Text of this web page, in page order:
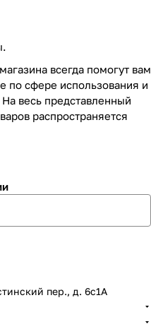
всегда помогут вам
по сфере использования и
весь представленный
распространяется
пер., д. 6с1А